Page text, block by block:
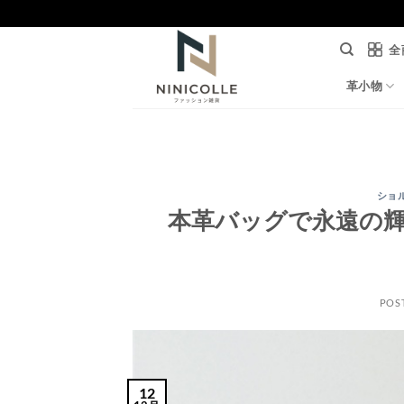
to
全
革小物
ショ
本革バッグで永遠の
12